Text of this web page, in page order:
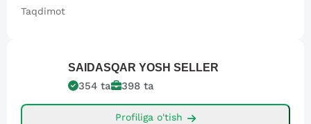
Taqdimot
SAIDASQAR YOSH SELLER
354 ta 398 ta
Profiliga o'tish